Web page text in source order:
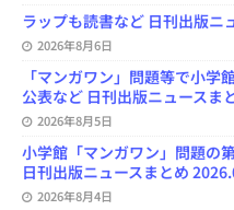
ラップも読書など 日刊出版ニ
2026年8月6日
「マンガワン」問題等で小学
公表など 日刊出版ニュースま
2026年8月5日
小学館「マンガワン」問題の
日刊出版ニュースまとめ
2026年8月4日